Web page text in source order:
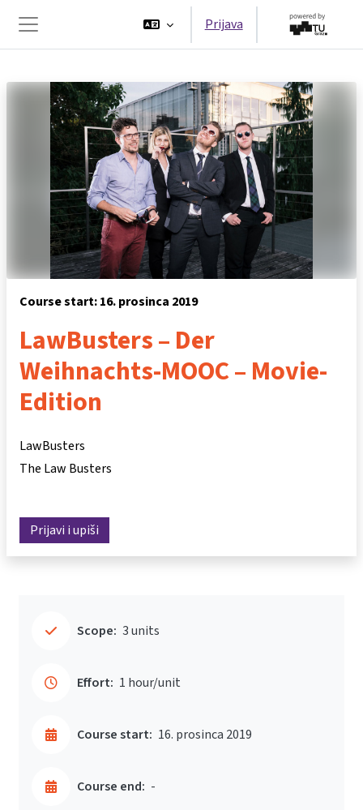
Bočni panel
Prijava
Course start: 16. prosinca 2019
LawBusters – Der
Weihnachts-MOOC – Movie-
Edition
LawBusters
The Law Busters
Prijavi i upiši
Scope: 3 units
Effort: 1 hour/unit
Course start: 16. prosinca 2019
Course end: -